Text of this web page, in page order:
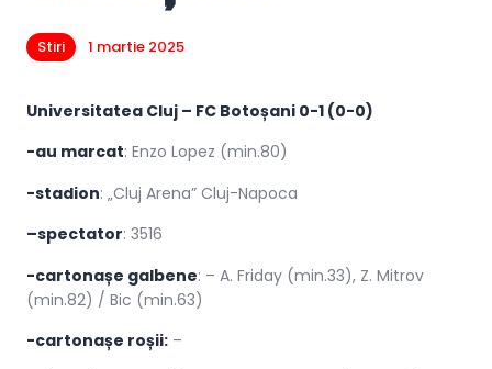
Stiri 1 martie 2025
Universitatea Cluj – FC Botoșani 0-1 (0-0)
-au marcat: Enzo Lopez (min.80)
-stadion: „Cluj Arena” Cluj-Napoca
–spectator: 3516
-cartonașe galbene: – A. Friday (min.33), Z. Mitrov
(min.82) / Bic (min.63)
-cartonașe roșii: –